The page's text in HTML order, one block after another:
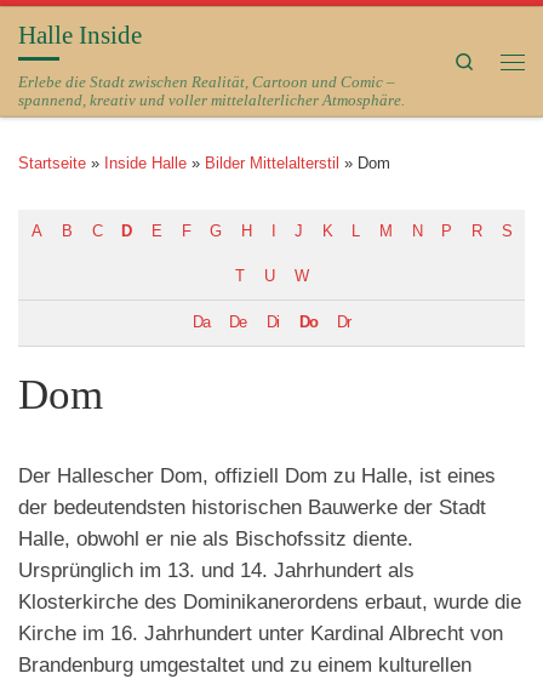
Zum Inhalt springen
Halle Inside
Erlebe die Stadt zwischen Realität, Cartoon und Comic –
spannend, kreativ und voller mittelalterlicher Atmosphäre.
Search
Startseite » Inside Halle » Bilder Mittelalterstil » Dom
A B C D E F G H J K L M N P R S
U W
Da De Di Do Dr
Dom
Der Hallescher Dom, offiziell Dom zu Halle, ist eines
der bedeutendsten historischen Bauwerke der Stadt
Halle, obwohl er nie als Bischofssitz diente.
Ursprünglich im 13. und 14. Jahrhundert als
Klosterkirche des Dominikanerordens erbaut, wurde die
Kirche im 16. Jahrhundert unter Kardinal Albrecht von
Brandenburg umgestaltet und zu einem kulturellen